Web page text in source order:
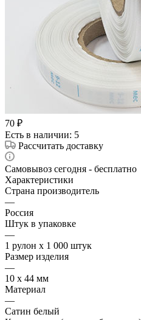
70 ₽
Есть в наличии: 5
Рассчитать доставку
Самовывоз сегодня - бесплатно
Характеристики
Страна производитель
—
Россия
Штук в упаковке
—
1 рулон х 1 000 штук
Размер изделия
—
10 х 44 мм
Материал
—
Сатин белый